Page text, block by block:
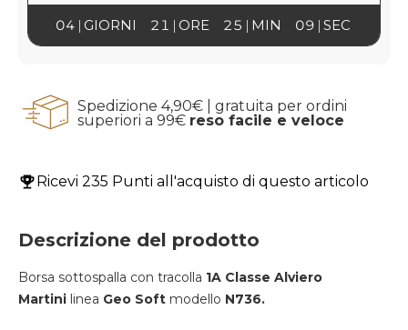
04 21 25 09
GIORNI ORE MIN SEC
Spedizione 4,90€ | gratuita per ordini
superiori a 99€ reso facile e veloce
Ricevi 235 Punti all'acquisto di questo articolo
Descrizione del prodotto
Borsa sottospalla con tracolla 1A Classe Alviero
Martini linea Geo Soft modello N736.